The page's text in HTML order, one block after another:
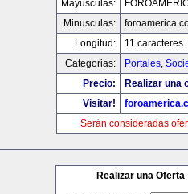
Mayusculas:
Minusculas:
Longitud:
11 caracteres
Categorias:
Portales,
Precio:
Realizar una
Visitar!
Serán consideradas
Realizar una Oferta